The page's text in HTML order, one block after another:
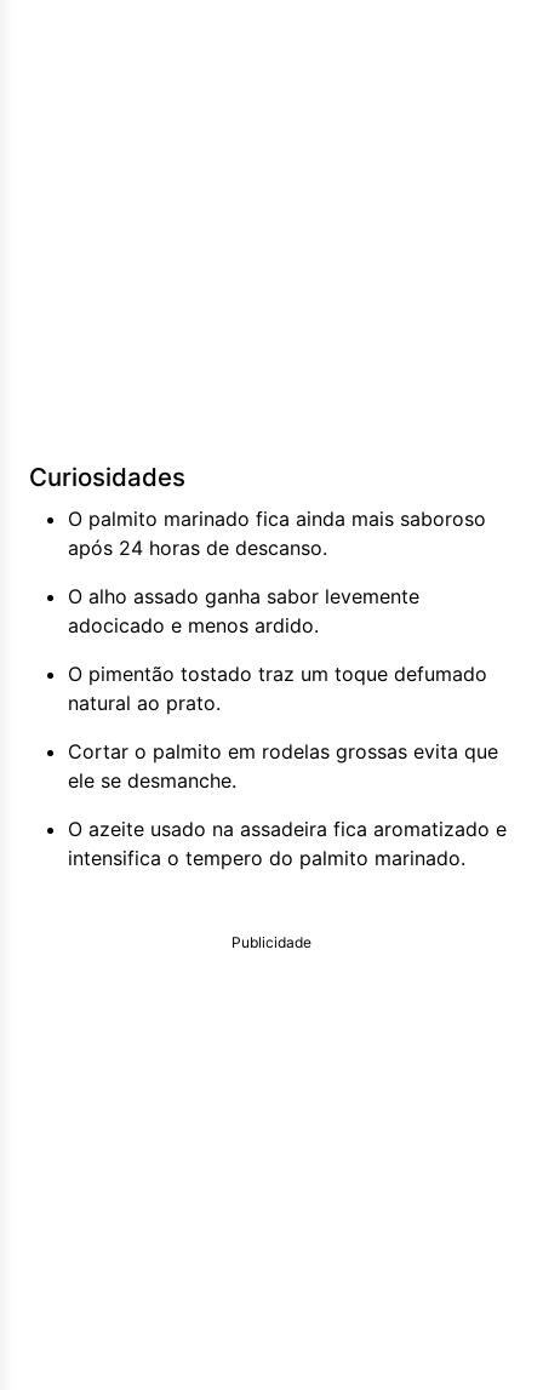
Curiosidades
O palmito marinado fica ainda mais saboroso
após 24 horas de descanso.
O alho assado ganha sabor levemente
adocicado e menos ardido.
O pimentão tostado traz um toque defumado
natural ao prato.
Cortar o palmito em rodelas grossas evita que
ele se desmanche.
O azeite usado na assadeira fica aromatizado e
intensifica o tempero do palmito marinado.
Publicidade